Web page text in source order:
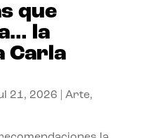
que
la
Carla
21, 2026 Arte,